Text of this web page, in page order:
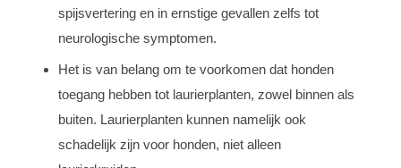
spijsvertering en in ernstige gevallen zelfs tot
neurologische symptomen.
Het is van belang om te voorkomen dat honden
toegang hebben tot laurierplanten, zowel binnen als
buiten. Laurierplanten kunnen namelijk ook
schadelijk zijn voor honden, niet alleen